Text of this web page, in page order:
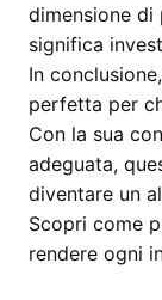
dimensione
significa
In
perfetta per
Con la sua
adeguata,
diventare un
Scopri come
rendere ogni